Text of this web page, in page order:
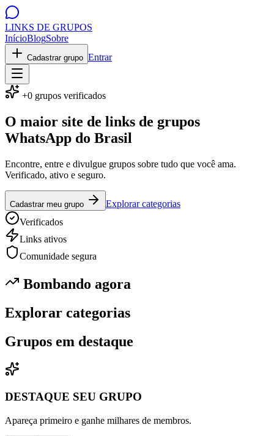
LINKS DE GRUPOS
InícioBlogSobre
Cadastrar grupo Entrar
+0 grupos verificados
O maior site de links de grupos
WhatsApp do Brasil
Encontre, entre e divulgue grupos sobre tudo que você ama.
Verificado, ativo e seguro.
Cadastrar meu grupo
Explorar categorias
Verificados
Links ativos
Comunidade segura
Bombando agora
Explorar categorias
Grupos em destaque
DESTAQUE SEU GRUPO
Apareça primeiro e ganhe milhares de membros.